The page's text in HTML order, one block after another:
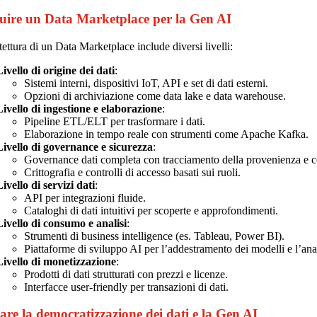
un Data Marketplace per la Gen AI
di un Data Marketplace include diversi livelli:
di origine dei dati:
Sistemi interni, dispositivi IoT, API e set di dati esterni.
Opzioni di archiviazione come data lake e data warehouse.
di ingestione e elaborazione:
Pipeline ETL/ELT per trasformare i dati.
Elaborazione in tempo reale con strumenti come Apache Kafka.
di governance e sicurezza:
Governance dati completa con tracciamento della provenienza e
Crittografia e controlli di accesso basati sui ruoli.
di servizi dati:
API per integrazioni fluide.
Cataloghi di dati intuitivi per scoperte e approfondimenti.
di consumo e analisi:
Strumenti di business intelligence (es. Tableau, Power BI).
Piattaforme di sviluppo AI per l’addestramento dei modelli e
di monetizzazione:
Prodotti di dati strutturati con prezzi e licenze.
Interfacce user-friendly per transazioni di dati.